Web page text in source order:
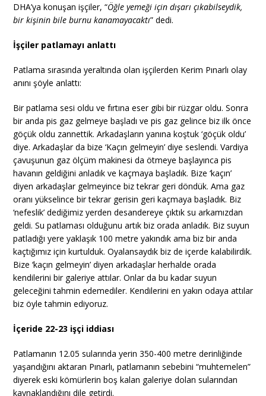
DHA’ya konuşan işçiler, “Öğle yemeği için dışarı çıkabilseydik,
bir kişinin bile burnu kanamayacaktı” dedi.
İşçiler patlamayı anlattı
Patlama sırasında yeraltında olan işçilerden Kerim Pınarlı olay
anını şöyle anlattı:
Bir patlama sesi oldu ve fırtına eser gibi bir rüzgar oldu. Sonra
bir anda pis gaz gelmeye başladı ve pis gaz gelince biz ilk önce
göçük oldu zannettik. Arkadaşların yanına koştuk ‘göçük oldu’
diye. Arkadaşlar da bize ‘Kaçın gelmeyin’ diye seslendi. Vardiya
çavuşunun gaz ölçüm makinesi da ötmeye başlayınca pis
havanın geldiğini anladık ve kaçmaya başladık. Bize ‘kaçın’
diyen arkadaşlar gelmeyince biz tekrar geri döndük. Ama gaz
oranı yükselince bir tekrar gerisin geri kaçmaya başladık. Biz
‘nefeslik’ dediğimiz yerden desandereye çıktık su arkamızdan
geldi. Su patlaması olduğunu artık biz orada anladık. Biz suyun
patladığı yere yaklaşık 100 metre yakındık ama biz bir anda
kaçtığımız için kurtulduk. Oyalansaydık biz de içerde kalabilirdik.
Bize ‘kaçın gelmeyin’ diyen arkadaşlar herhalde orada
kendilerini bir galeriye attılar. Onlar da bu kadar suyun
geleceğini tahmin edemediler. Kendilerini en yakın odaya attılar
biz öyle tahmin ediyoruz.
İçeride 22-23 işçi iddiası
Patlamanın 12.05 sularında yerin 350-400 metre derinliğinde
yaşandığını aktaran Pınarlı, patlamanın sebebini “muhtemelen”
diyerek eski kömürlerin boş kalan galeriye dolan sularından
kaynaklandığını dile getirdi.